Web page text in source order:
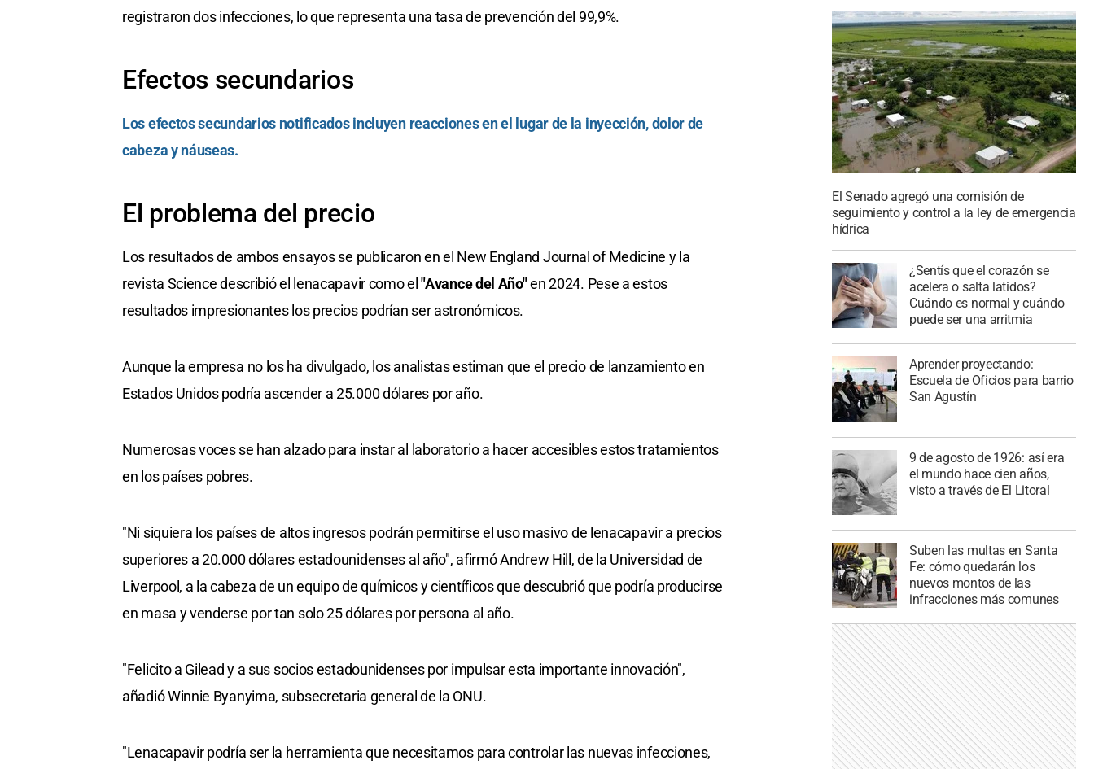
registraron dos infecciones, lo que representa una tasa de prevención del 99,9%.
Efectos secundarios
Los efectos secundarios notificados incluyen reacciones en el lugar de la inyección, dolor de
cabeza y náuseas.
El problema del precio
Los resultados de ambos ensayos se publicaron en el New England Journal of Medicine y la
revista Science describió el lenacapavir como el"Avance del Año"en 2024. Pese a estos
resultados impresionantes los precios podrían ser astronómicos.
Aunque la empresa no los ha divulgado, los analistas estiman que el precio de lanzamiento en
Estados Unidos podría ascender a 25.000 dólares por año.
Numerosas voces se han alzado para instar al laboratorio a hacer accesibles estos tratamientos
en los países pobres.
"Ni siquiera los países de altos ingresos podrán permitirse el uso masivo de lenacapavir a precios
superiores a 20.000 dólares estadounidenses al año", afirmó Andrew Hill, de la Universidad de
Liverpool, a la cabeza de un equipo de químicos y científicos que descubrió que podría producirse
en masa y venderse por tan solo 25 dólares por persona al año.
"Felicito a Gilead y a sus socios estadounidenses por impulsar esta importante innovación",
añadió Winnie Byanyima, subsecretaria general de la ONU.
"Lenacapavir podría ser la herramienta que necesitamos para controlar las nuevas infecciones,
El Senado agregó una comisión de
seguimiento y control a la ley de emergencia
hídrica
¿Sentís que el corazón se
acelera o salta latidos?
Cuándo es normal y cuándo
puede ser una arritmia
Aprender proyectando:
Escuela de Oficios para barrio
San Agustín
9 de agosto de 1926: así era
el mundo hace cien años,
visto a través de El Litoral
Suben las multas en Santa
Fe: cómo quedarán los
nuevos montos de las
infracciones más comunes